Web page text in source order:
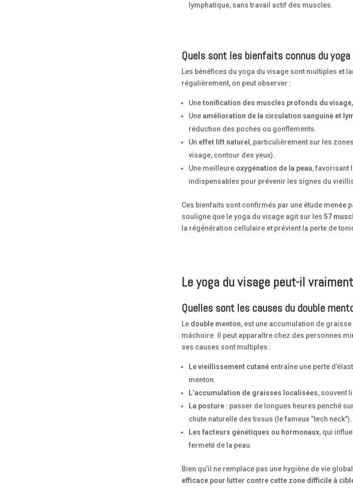
lymphatique, sans travail actif des muscles.
Quels sont les bienfaits connus du yoga
Les bénéfices du yoga du visage sont multiples et
régulièrement, on peut observer :
Unetonification des muscles profonds du visage
Uneamélioration de la circulation sanguine et
réduction des poches ou gonflements.
Un effet lift naturel , particulièrement sur les
visage, contour des yeux).
Une meilleure oxygénation de la peau, favorisant
indispensables pour prévenir les signes du
Ces bienfaits sont confirmés par une étude menée
souligne que le yoga du visage agit sur les57
la régénération cellulaire et prévient la perte de
Le yoga du visage peut-il
Quelles sont les causes du double
Le double menton, est une accumulation de
mâchoire. Il peut apparaître chez des personnes
ses causes sont multiples :
Le vieillissement cutané entraîne une perte
menton.
L’accumulation de graisses localisées, souvent
La posture : passer de longues heures penché
chute naturelle des tissus (le fameux “tech neck”).
Les facteurs génétiques ou hormonaux, qui
fermeté de la peau.
Bien qu’il ne remplace pas une hygiène de vie
efficace pour lutter contre cette zone difficile à